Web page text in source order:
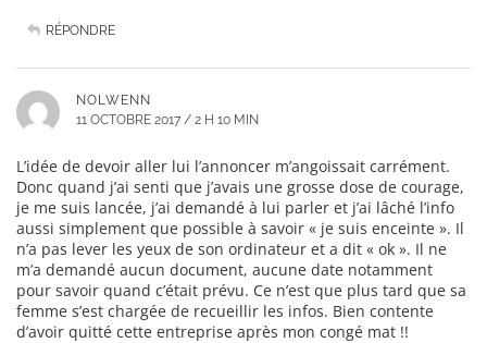
RÉPONDRE
NOLWENN
11 OCTOBRE 2017 / 2 H 10 MIN
L’idée de devoir aller lui l’annoncer m’angoissait carrément.
Donc quand j’ai senti que j’avais une grosse dose de courage,
je me suis lancée, j’ai demandé à lui parler et j’ai lâché l’info
aussi simplement que possible à savoir « je suis enceinte ». Il
n’a pas lever les yeux de son ordinateur et a dit « ok ». Il ne
m’a demandé aucun document, aucune date notamment
pour savoir quand c’était prévu. Ce n’est que plus tard que sa
femme s’est chargée de recueillir les infos. Bien contente
d’avoir quitté cette entreprise après mon congé mat !!